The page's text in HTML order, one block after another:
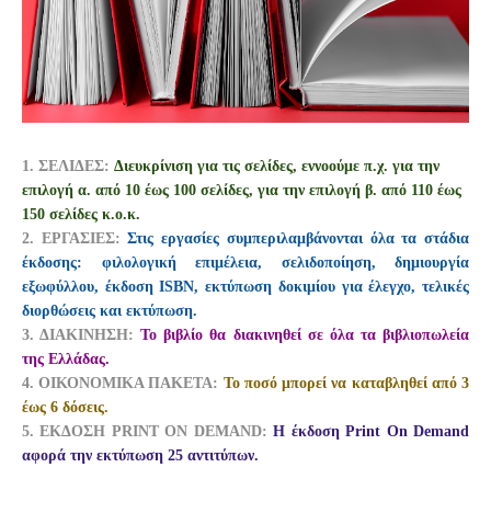
1. ΣΕΛΙΔΕΣ: Διευκρίνιση για τις σελίδες, εννοούμε π.χ. για την
επιλογή α. από 10 έως 100 σελίδες, για την επιλογή β. από 110 έως
150 σελίδες κ.ο.κ.
2. ΕΡΓΑΣΙΕΣ:Στις εργασίες συμπεριλαμβάνονται όλα τα στάδια
έκδοσης: φιλολογική επιμέλεια, σελιδοποίηση, δημιουργία
εξωφύλλου, έκδοση ISBN, εκτύπωση δοκιμίου για έλεγχο, τελικές
διορθώσεις και εκτύπωση.
3. ΔΙΑΚΙΝΗΣΗ:Το βιβλίο θα διακινηθεί σε όλα τα βιβλιοπωλεία
της Ελλάδας.
4. ΟΙΚΟΝΟΜΙΚΑ ΠΑΚΕΤΑ: Το ποσό μπορεί να καταβληθεί από 3
έως 6 δόσεις.
5. ΕΚΔΟΣΗ PRINT ON DEMAND:Η έκδοση Print On Demand
αφορά την εκτύπωση 25 αντιτύπων.